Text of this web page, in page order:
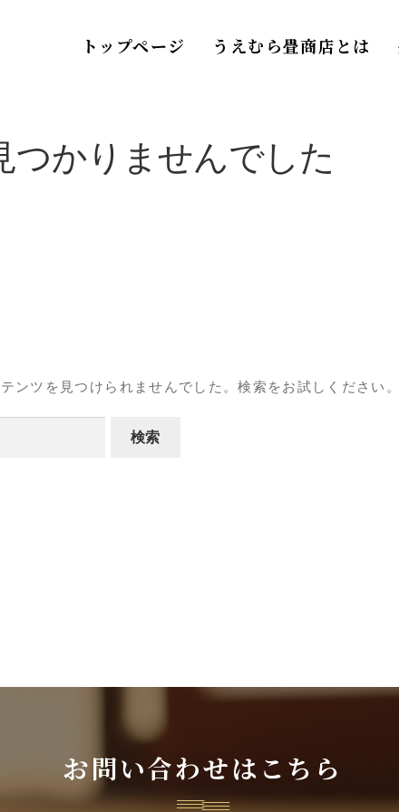
トップページ うえむら畳商店とは
つかりませんでした
ンツを見つけられませんでした。検索をお試しください。
お問い合わせはこちら